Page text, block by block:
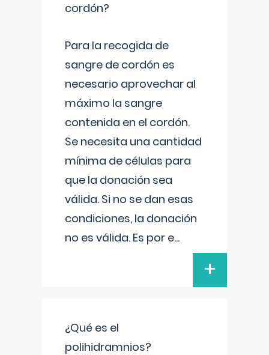
cordón?
Para la recogida de
sangre de cordón es
necesario aprovechar al
máximo la sangre
contenida en el cordón.
Se necesita una cantidad
mínima de células para
que la donación sea
válida. Si no se dan esas
condiciones, la donación
no es válida. Es por e...
+
¿Qué es el
polihidramnios?